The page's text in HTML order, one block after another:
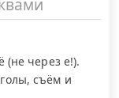
(не через е!).
съём и